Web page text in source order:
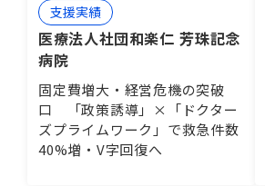
支援実績
医療法人社団和楽仁 芳珠記念
病院
固定費増大・経営危機の突破
口 「政策誘導」×「ドクター
ズプライムワーク」で救急件数
40%増・V字回復へ